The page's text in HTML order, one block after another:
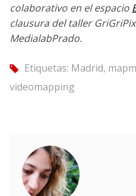
colaborativo en el espacio
clausura del taller
MedialabPrado.
tag Etiquetas: Madrid,
videomapping